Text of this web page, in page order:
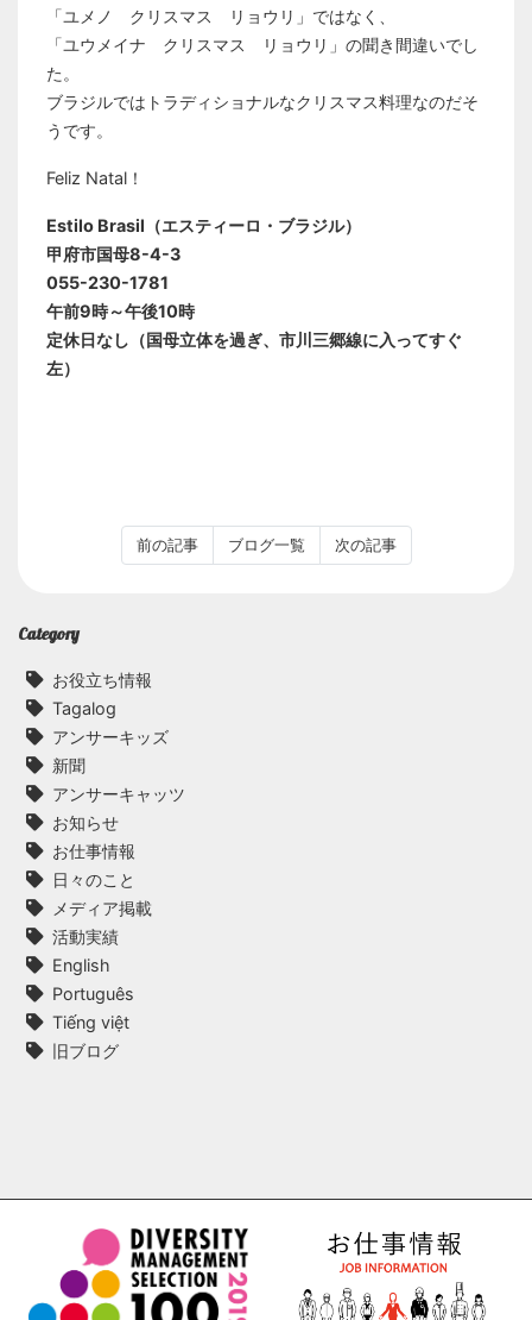
「ユメノ クリスマス リョウリ」ではなく、
「ユウメイナ クリスマス リョウリ」の聞き間違いでし
た。
ブラジルではトラディショナルなクリスマス料理なのだそ
うです。
Feliz Natal！
Estilo Brasil（エスティーロ・ブラジル）
甲府市国母8-4-3
055-230-1781
午前9時～午後10時
定休日なし（国母立体を過ぎ、市川三郷線に入ってすぐ
左）
前の記事 ブログ一覧 次の記事
Category
お役立ち情報
Tagalog
アンサーキッズ
新聞
アンサーキャッツ
お知らせ
お仕事情報
日々のこと
メディア掲載
活動実績
English
Português
Tiếng việt
旧ブログ